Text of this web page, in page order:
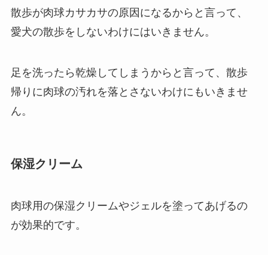
散歩が肉球カサカサの原因になるからと言って、
愛犬の散歩をしないわけにはいきません。
足を洗ったら乾燥してしまうからと言って、散歩
帰りに肉球の汚れを落とさないわけにもいきませ
ん。
保湿クリーム
肉球用の保湿クリームやジェルを塗ってあげるの
が効果的です。